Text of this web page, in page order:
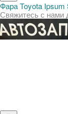
Фара Toyota Ipsum
Свяжитесь с нами